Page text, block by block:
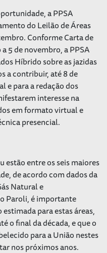
a PPSA
do Leilão de Áreas
Conforme Carta de
5 de novembro, a PPSA
Híbrido sobre as jazidas
a contribuir, até 8 de
e para a redação dos
interesse na
em formato virtual e
presencial.
estão entre os seis maiores
de acordo com dados da
Natural e
Paroli, é importante
para estas áreas,
o final da década, e que o
para a União nestes
nos próximos anos.